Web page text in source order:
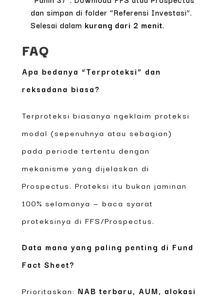
dan simpan di folder “Referensi Investasi”.
Selesai dalam kurang dari 2 menit.
FAQ
Apa bedanya “Terproteksi” dan
reksadana biasa?
Terproteksi biasanya ngeklaim proteksi
modal (sepenuhnya atau sebagian)
pada periode tertentu dengan
mekanisme yang dijelaskan di
Prospectus. Proteksi itu bukan jaminan
100% selamanya — baca syarat
proteksinya di FFS/Prospectus.
Data mana yang paling penting di Fund
Fact Sheet?
Prioritaskan: NAB terbaru, AUM, alokasi